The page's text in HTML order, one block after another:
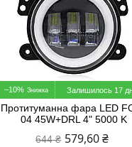
–10% Залишилось 17
Протитуманна фара LED
04 45W+DRL 4" 5000 K
644 ₴ 579,60 ₴